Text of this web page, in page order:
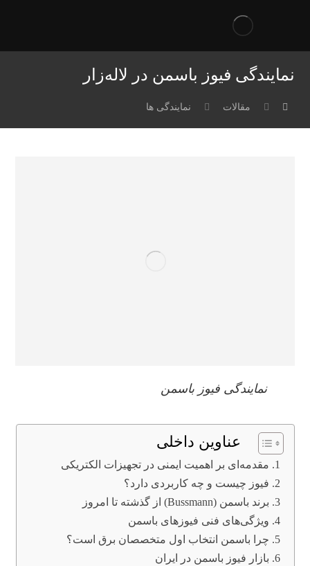
نمایندگی فیوز باسمن در لاله‌زار
مقالات نمایندگی ها
نمایندگی فیوز باسمن
عناوین داخلی
مقدمه‌ای بر اهمیت ایمنی در تجهیزات الکتریکی
فیوز چیست و چه کاربردی دارد؟
برند باسمن (Bussmann) از گذشته تا امروز
ویژگی‌های فنی فیوزهای باسمن
چرا باسمن انتخاب اول متخصصان برق است؟
بازار فیوز باسمن در ایران